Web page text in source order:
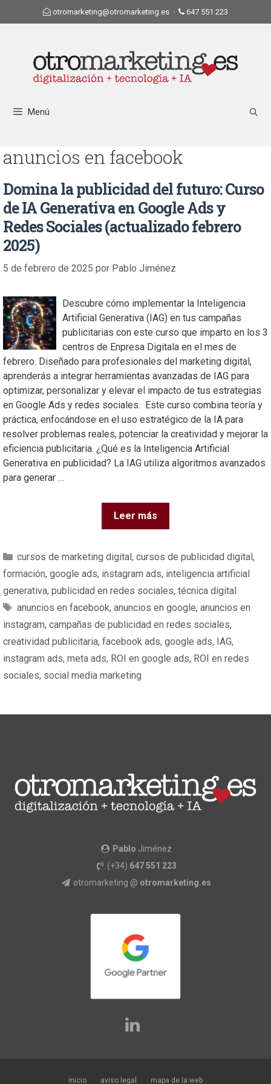
otromarketing@otromarketing.es · 647 551 223
Menú
anuncios en facebook
Domina la publicidad del futuro: Curso
de IA Generativa en Google Ads y
Redes Sociales (actualizado febrero
2025)
5 de febrero de 2025 por Pablo Jiménez
Descubre cómo implementar la Inteligencia
Artificial Generativa (IAG) en tus campañas
publicitarias con este curso que imparto en los 3
centros de Enpresa Digitala en el mes de
febrero. Diseñado para profesionales del marketing digital,
aprenderás a integrar herramientas avanzadas de IAG para
optimizar, personalizar y elevar el impacto de tus estrategias
en Google Ads y redes sociales. Este curso combina teoría y
práctica, enfocándose en el uso estratégico de la IA para
resolver problemas reales, potenciar la creatividad y mejorar la
eficiencia publicitaria. ¿Qué es la Inteligencia Artificial
Generativa en publicidad? La IAG utiliza algoritmos avanzados
para generar …
Leer más
cursos de marketing digital, cursos de publicidad digital,
formación, google ads, instagram ads, inteligencia artificial
generativa, publicidad en redes sociales, técnica digital
anuncios en facebook, anuncios en google, anuncios en
instagram, campañas de publicidad en redes sociales,
creatividad publicitaria, facebook ads, google ads, IAG,
instagram ads, meta ads, ROI en google ads, ROI en redes
sociales, social media marketing
Pablo Jiménez
(+34) 647 551 223
otromarketing @ otromarketing.es
inicio aviso legal mapa de la web